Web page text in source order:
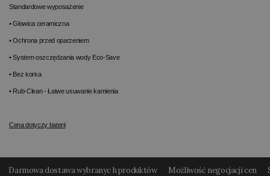
Standardowe wyposażenie
• Głowica ceramiczna
• Ochrona przed oparzeniem
• System oszczędzania wody Eco-Save
• Bez korka
• Rub-Clean - Łatwe usuwanie kamienia
Cena dotyczy baterii
Darmowa dostawa wybranyc h produktów Możliwość negocjacji cen